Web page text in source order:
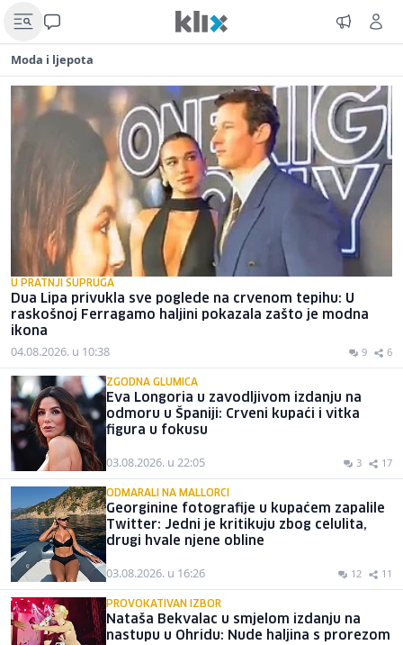
Moda i ljepota
U PRATNJI SUPRUGA
Dua Lipa privukla sve poglede na crvenom tepihu: U
raskošnoj Ferragamo haljini pokazala zašto je modna
ikona
04.08.2026. u 10:38 9 6
ZGODNA GLUMICA
Eva Longoria u zavodljivom izdanju na
odmoru u Španiji: Crveni kupaći i vitka
figura u fokusu
03.08.2026. u 22:05 3 17
ODMARALI NA MALLORCI
Georginine fotografije u kupaćem zapalile
Twitter: Jedni je kritikuju zbog celulita,
drugi hvale njene obline
03.08.2026. u 16:26 12 11
PROVOKATIVAN IZBOR
Nataša Bekvalac u smjelom izdanju na
nastupu u Ohridu: Nude haljina s prorezom